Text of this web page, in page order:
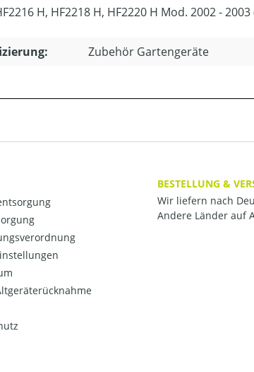
H, HF2218 H, HF2220 H Mod. 2002 -
Zubehör Gartengeräte
BESTELLUNG &
Wir liefern nach
Andere Länder auf